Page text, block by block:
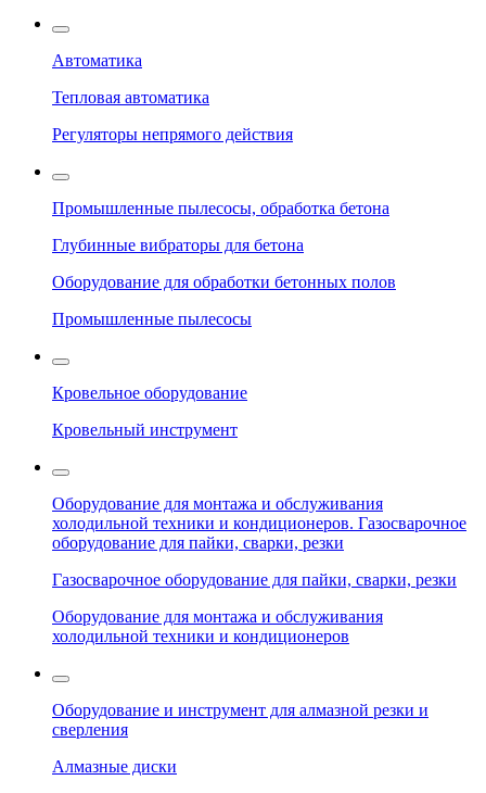
Автоматика
Тепловая автоматика
Регуляторы непрямого действия
Промышленные пылесосы, обработка бетона
Глубинные вибраторы для бетона
Оборудование для обработки бетонных полов
Промышленные пылесосы
Кровельное оборудование
Кровельный инструмент
Оборудование для монтажа и обслуживания
холодильной техники и кондиционеров. Газосварочное
оборудование для пайки, сварки, резки
Газосварочное оборудование для пайки, сварки, резки
Оборудование для монтажа и обслуживания
холодильной техники и кондиционеров
Оборудование и инструмент для алмазной резки и
сверления
Алмазные диски